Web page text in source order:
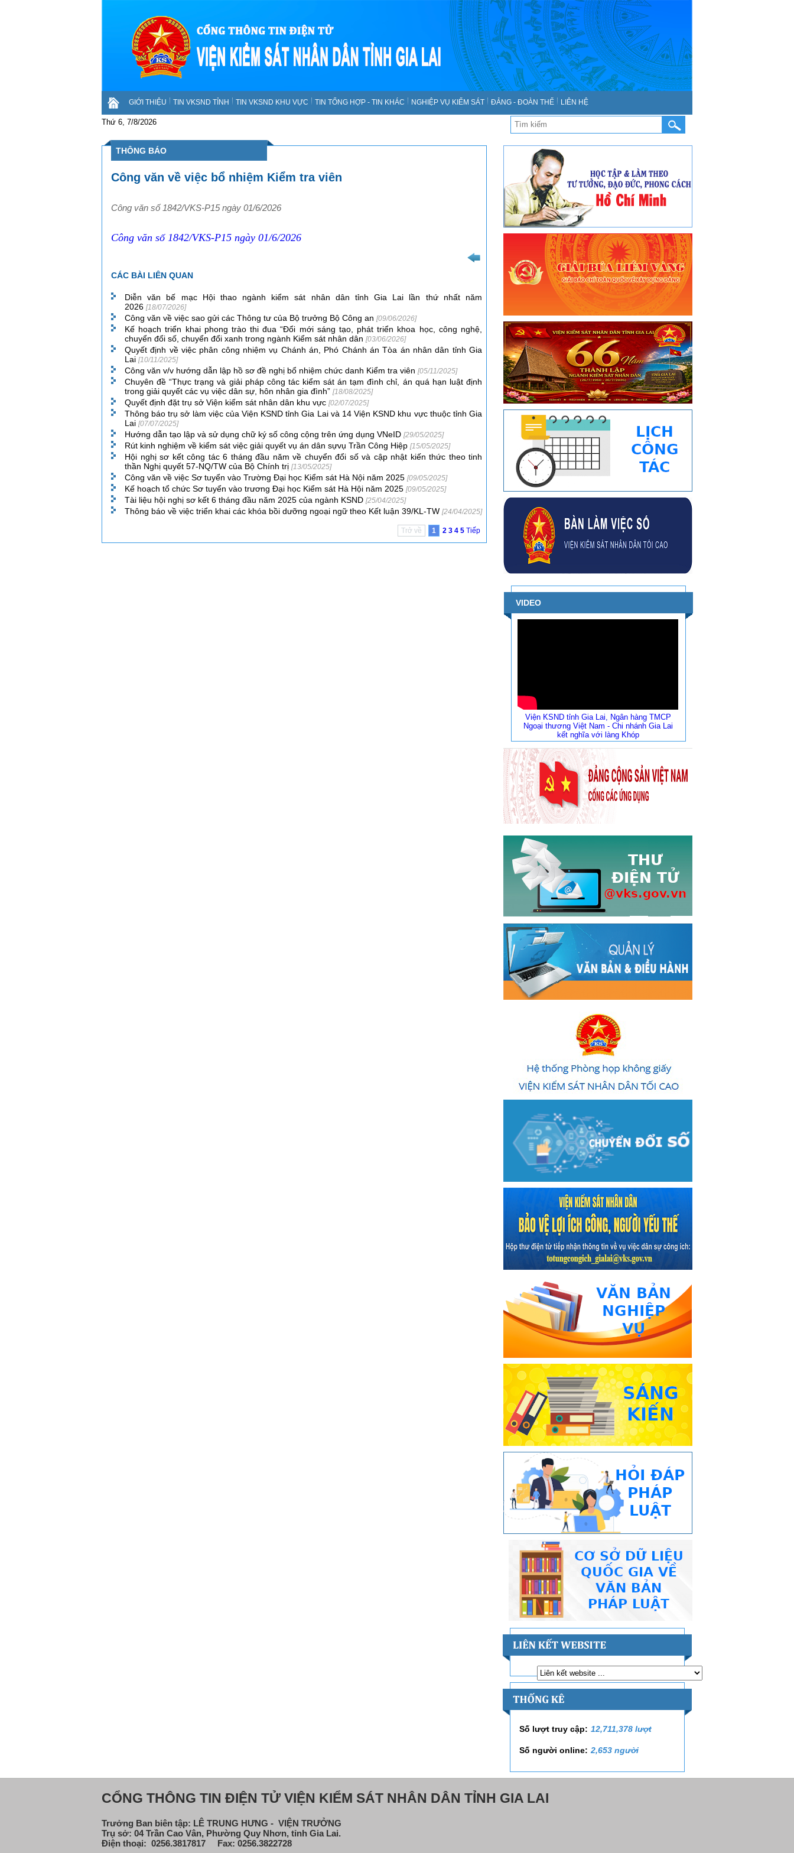
GIỚI THIỆU TIN VKSND TỈNH TIN VKSND KHU VỰC TIN TỔNG HỢP - TIN KHÁC NGHIỆP VỤ KIỂM SÁT ĐẢNG - ĐOÀN THỂ LIÊN HỆ
Thứ 6, 7/8/2026
THÔNG BÁO
Công văn về việc bổ nhiệm Kiểm tra viên
Công văn số 1842/VKS-P15 ngày 01/6/2026
Công văn số 1842/VKS-P15 ngày 01/6/2026
CÁC BÀI LIÊN QUAN
Diễn văn bế mạc Hội thao ngành kiểm sát nhân dân tỉnh Gia Lai lần thứ nhất năm
2026 [18/07/2026]
Công văn về việc sao gửi các Thông tư của Bộ trưởng Bộ Công an [09/06/2026]
Kế hoạch triển khai phong trào thi đua “Đổi mới sáng tạo, phát triển khoa học, công nghệ,
chuyển đổi số, chuyển đổi xanh trong ngành Kiểm sát nhân dân [03/06/2026]
Quyết định về việc phân công nhiệm vụ Chánh án, Phó Chánh án Tòa án nhân dân tỉnh Gia
Lai [10/11/2025]
Công văn v/v hướng dẫn lập hồ sơ đề nghị bổ nhiệm chức danh Kiểm tra viên [05/11/2025]
Chuyên đề “Thực trạng và giải pháp công tác kiểm sát án tạm đình chỉ, án quá hạn luật định
trong giải quyết các vụ việc dân sự, hôn nhân gia đình” [18/08/2025]
Quyết định đặt trụ sở Viện kiểm sát nhân dân khu vực [02/07/2025]
Thông báo trụ sở làm việc của Viện KSND tỉnh Gia Lai và 14 Viện KSND khu vực thuộc tỉnh Gia
Lai [07/07/2025]
Hướng dẫn tạo lập và sử dụng chữ ký số công cộng trên ứng dụng VNeID [29/05/2025]
Rút kinh nghiệm về kiểm sát việc giải quyết vụ án dân sựvụ Trần Công Hiệp [15/05/2025]
Hội nghị sơ kết công tác 6 tháng đầu năm về chuyển đổi số và cập nhật kiến thức theo tinh
thần Nghị quyết 57-NQ/TW của Bộ Chính trị [13/05/2025]
Công văn về việc Sơ tuyển vào Trường Đại học Kiểm sát Hà Nội năm 2025 [09/05/2025]
Kế hoạch tổ chức Sơ tuyển vào trương Đại học Kiểm sát Hà Hội năm 2025 [09/05/2025]
Tài liệu hội nghị sơ kết 6 tháng đầu năm 2025 của ngành KSND [25/04/2025]
Thông báo về việc triển khai các khóa bồi dưỡng ngoại ngữ theo Kết luận 39/KL-TW [24/04/2025]
Trở về 1 2 3 4 5 Tiếp
VIDEO
Viện KSND tỉnh Gia Lai, Ngân hàng TMCP
Ngoại thương Việt Nam - Chi nhánh Gia Lai
kết nghĩa với làng Khóp
Số lượt truy cập: 12,711,378 lượt
Số người online: 2,653 người
CỔNG THÔNG TIN ĐIỆN TỬ VIỆN KIỂM SÁT NHÂN DÂN TỈNH GIA LAI
Trưởng Ban biên tập: LÊ TRUNG HƯNG - VIỆN TRƯỞNG
Trụ sở: 04 Trần Cao Vân, Phường Quy Nhơn, tỉnh Gia Lai.
Điện thoại: 0256.3817817 Fax: 0256.3822728